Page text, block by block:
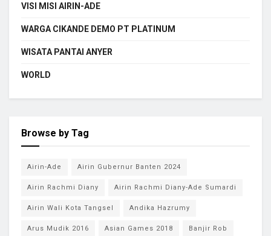
VISI MISI AIRIN-ADE
WARGA CIKANDE DEMO PT PLATINUM
WISATA PANTAI ANYER
WORLD
Browse by Tag
Airin-Ade Airin Gubernur Banten 2024
Airin Rachmi Diany Airin Rachmi Diany-Ade Sumardi
Airin Wali Kota Tangsel Andika Hazrumy
Arus Mudik 2016 Asian Games 2018 Banjir Rob